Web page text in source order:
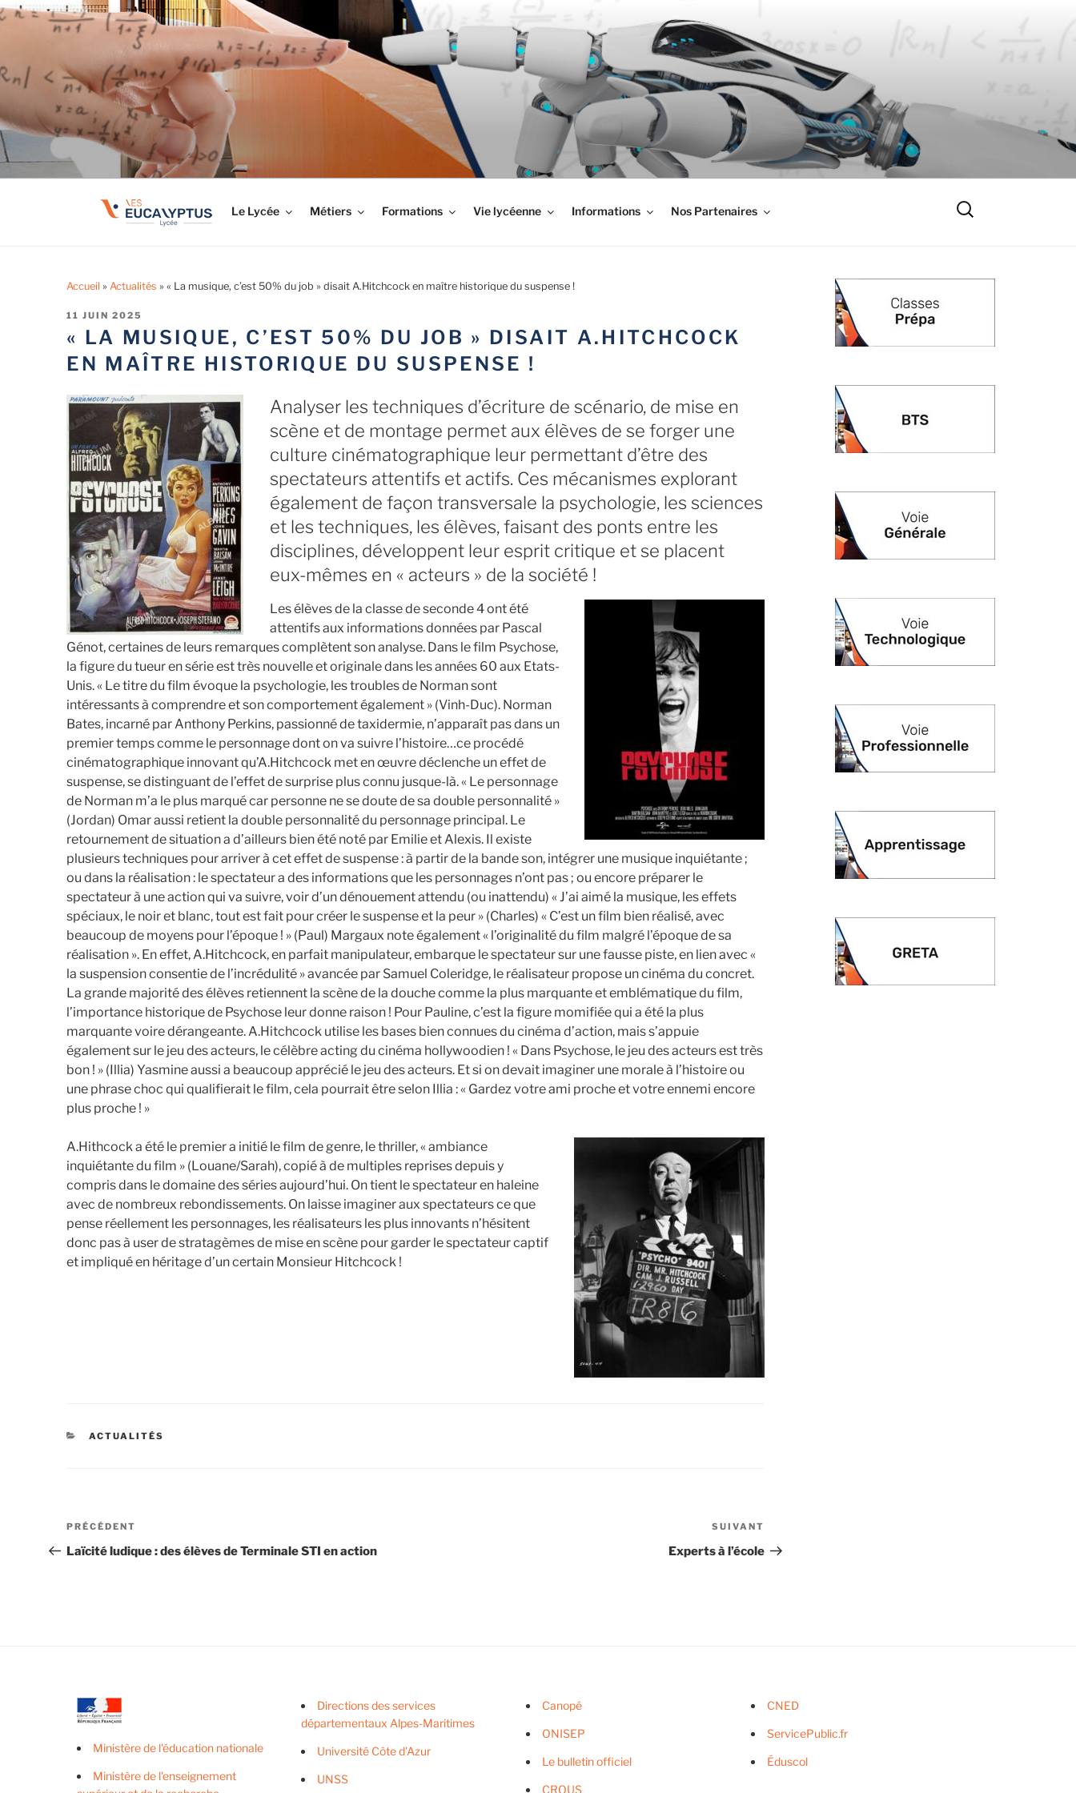
Aller
principal
LYCÉE LES EUCALYPTUS
Tout savoir sur le lycée professionnel
Le Lycée Métiers Formations Vie lycéenne Informations Nos Partenaires
pour
Accueil »Actualités »« La musique, c’est 50% du job » disait A.Hitchcock en maître historique du suspense !
PUBLIÉ
11 JUIN 2025
« LA MUSIQUE, C’EST 50% DU JOB » DISAIT A.HITCHCOCK
EN MAÎTRE HISTORIQUE DU SUSPENSE !
Analyser les techniques d’écriture de scénario, de mise en
scène et de montage permet aux élèves de se forger une
culture cinématographique leur permettant d’être des
spectateurs attentifs et actifs. Ces mécanismes explorant
également de façon transversale la psychologie, les sciences
et les techniques, les élèves, faisant des ponts entre les
disciplines, développent leur esprit critique et se placent
eux-mêmes en « acteurs » de la société !
Les élèves de la classe de seconde 4 ont été
attentifs aux informations données par Pascal
Génot, certaines de leurs remarques complètent son analyse. Dans le film Psychose,
la figure du tueur en série est très nouvelle et originale dans les années 60 aux Etats-
Unis. « Le titre du film évoque la psychologie, les troubles de Norman sont
intéressants à comprendre et son comportement également » (Vinh-Duc). Norman
Bates, incarné par Anthony Perkins, passionné de taxidermie, n’apparaît pas dans un
premier temps comme le personnage dont on va suivre l’histoire…ce procédé
cinématographique innovant qu’A.Hitchcock met en œuvre déclenche un effet de
suspense, se distinguant de l’effet de surprise plus connu jusque-là. « Le personnage
de Norman m’a le plus marqué car personne ne se doute de sa double personnalité »
(Jordan) Omar aussi retient la double personnalité du personnage principal. Le
retournement de situation a d’ailleurs bien été noté par Emilie et Alexis. Il existe
plusieurs techniques pour arriver à cet effet de suspense : à partir de la bande son, intégrer une musique inquiétante ;
ou dans la réalisation : le spectateur a des informations que les personnages n’ont pas ; ou encore préparer le
spectateur à une action qui va suivre, voir d’un dénouement attendu (ou inattendu) « J’ai aimé la musique, les effets
spéciaux, le noir et blanc, tout est fait pour créer le suspense et la peur » (Charles) « C’est un film bien réalisé, avec
beaucoup de moyens pour l’époque ! » (Paul) Margaux note également « l’originalité du film malgré l’époque de sa
réalisation ». En effet, A.Hitchcock, en parfait manipulateur, embarque le spectateur sur une fausse piste, en lien avec «
la suspension consentie de l’incrédulité » avancée par Samuel Coleridge, le réalisateur propose un cinéma du concret.
La grande majorité des élèves retiennent la scène de la douche comme la plus marquante et emblématique du film,
l’importance historique de Psychose leur donne raison ! Pour Pauline, c’est la figure momifiée qui a été la plus
marquante voire dérangeante. A.Hitchcock utilise les bases bien connues du cinéma d’action, mais s’appuie
également sur le jeu des acteurs, le célèbre acting du cinéma hollywoodien ! « Dans Psychose, le jeu des acteurs est très
bon ! » (Illia) Yasmine aussi a beaucoup apprécié le jeu des acteurs. Et si on devait imaginer une morale à l’histoire ou
une phrase choc qui qualifierait le film, cela pourrait être selon Illia : « Gardez votre ami proche et votre ennemi encore
plus proche ! »
A.Hithcock a été le premier a initié le film de genre, le thriller, « ambiance
inquiétante du film » (Louane/Sarah), copié à de multiples reprises depuis y
compris dans le domaine des séries aujourd’hui. On tient le spectateur en haleine
avec de nombreux rebondissements. On laisse imaginer aux spectateurs ce que
pense réellement les personnages, les réalisateurs les plus innovants n’hésitent
donc pas à user de stratagèmes de mise en scène pour garder le spectateur captif
et impliqué en héritage d’un certain Monsieur Hitchcock !
CATÉGORIES
ACTUALITÉS
Navigation
de
Article
précédent
PRÉCÉDENT
Laïcité ludique : des élèves de Terminale STI en action
suivant
SUIVANT
Experts à l’école
Ministère de l'éducation nationale
Ministère de l'enseignement
Directions des services
départementaux Alpes-Maritimes
Université Côte d'Azur
UNSS
Canopé
ONISEP
Le bulletin officiel
CROUS
CNED
ServicePublic.fr
Éduscol